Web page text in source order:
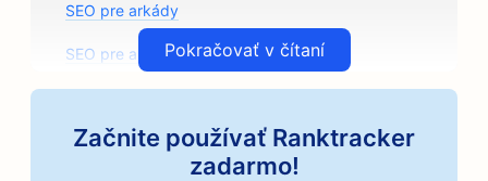
SEO pre arkády
SEO pre architektonické firmy
SEO pre predajne autodielov
Pokračovať v čítaní
Začnite používať Ranktracker
zadarmo!